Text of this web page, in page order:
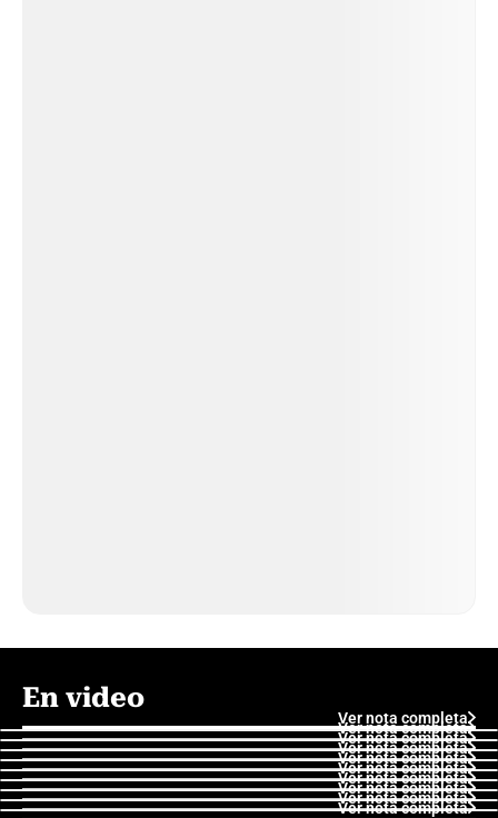
En video
Ver nota completa
Ver nota completa
Ver nota completa
Ver nota completa
Ver nota completa
Ver nota completa
Ver nota completa
Ver nota completa
Ver nota completa
Ver nota completa